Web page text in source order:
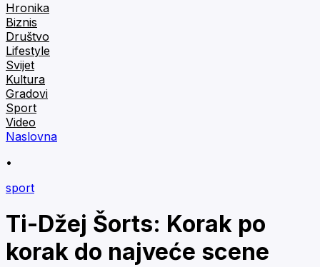
Hronika
Biznis
Društvo
Lifestyle
Svijet
Kultura
Gradovi
Sport
Video
Naslovna
•
sport
Ti-Džej Šorts: Korak po
korak do najveće scene